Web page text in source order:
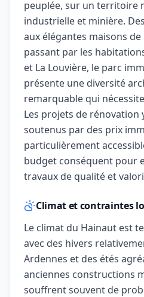
peuplée, sur un territoire
industrielle et minière.
aux élégantes maisons
passant par les
et La Louvière, le parc
présente une diversité
remarquable qui
Les projets de rénovation
soutenus par des prix
particulièrement
budget conséquent pour
travaux de qualité et
Climat et contraintes
Le climat du Hainaut est
avec des hivers
Ardennes et des étés
anciennes constructions
souffrent souvent de